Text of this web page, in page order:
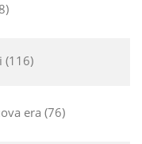
116
era 76